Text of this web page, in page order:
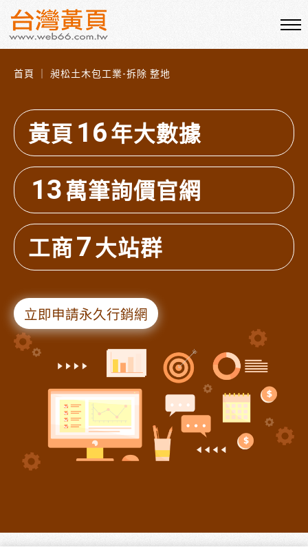
首頁 ｜ 昶松土木包工業-拆除 整地
黃頁 16年大數據
13萬筆詢價官網
工商7大站群
立即申請永久行銷網